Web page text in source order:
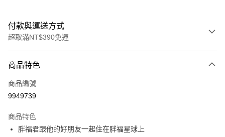
付款與運送方式
超取滿NT$390免運
POYA支付
信用卡一次付款
LINE Pay
商品特色
商品編號
9949739
商品特色
胖福君跟他的好朋友一起住在胖福星球上